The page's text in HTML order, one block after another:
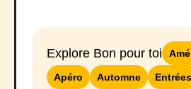
Explore Bon pour toi
Apéro Automne Entrées